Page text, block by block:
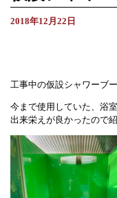
2018年12月22日
工事中の仮設シャワーブー
今まで使用していた、浴
出来栄えが良かったので